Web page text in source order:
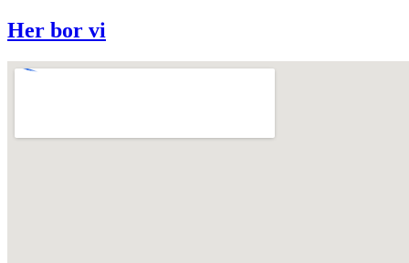
Her bor vi